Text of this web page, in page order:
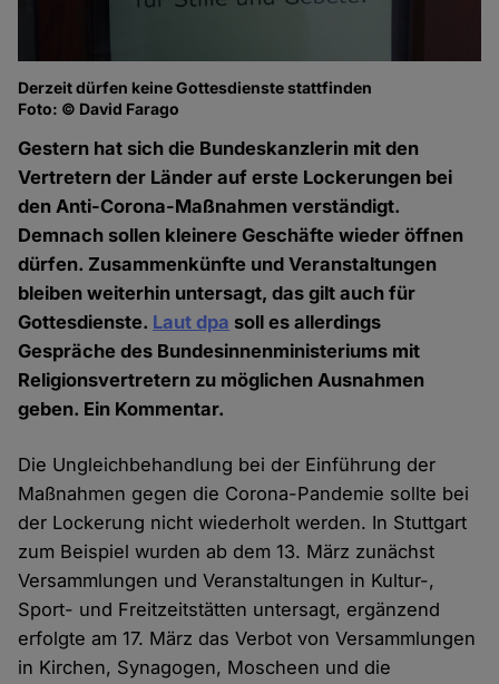
Derzeit dürfen keine Gottesdienste stattfinden
Foto: © David Farago
Gestern hat sich die Bundeskanzlerin mit den
Vertretern der Länder auf erste Lockerungen bei
den Anti-Corona-Maßnahmen verständigt.
Demnach sollen kleinere Geschäfte wieder öffnen
dürfen. Zusammenkünfte und Veranstaltungen
bleiben weiterhin untersagt, das gilt auch für
Gottesdienste. Laut dpa soll es allerdings
Gespräche des Bundesinnenministeriums mit
Religionsvertretern zu möglichen Ausnahmen
geben. Ein Kommentar.
Die Ungleichbehandlung bei der Einführung der
Maßnahmen gegen die Corona-Pandemie sollte bei
der Lockerung nicht wiederholt werden. In Stuttgart
zum Beispiel wurden ab dem 13. März zunächst
Versammlungen und Veranstaltungen in Kultur-,
Sport- und Freitzeitstätten untersagt, ergänzend
erfolgte am 17. März das Verbot von Versammlungen
in Kirchen, Synagogen, Moscheen und die